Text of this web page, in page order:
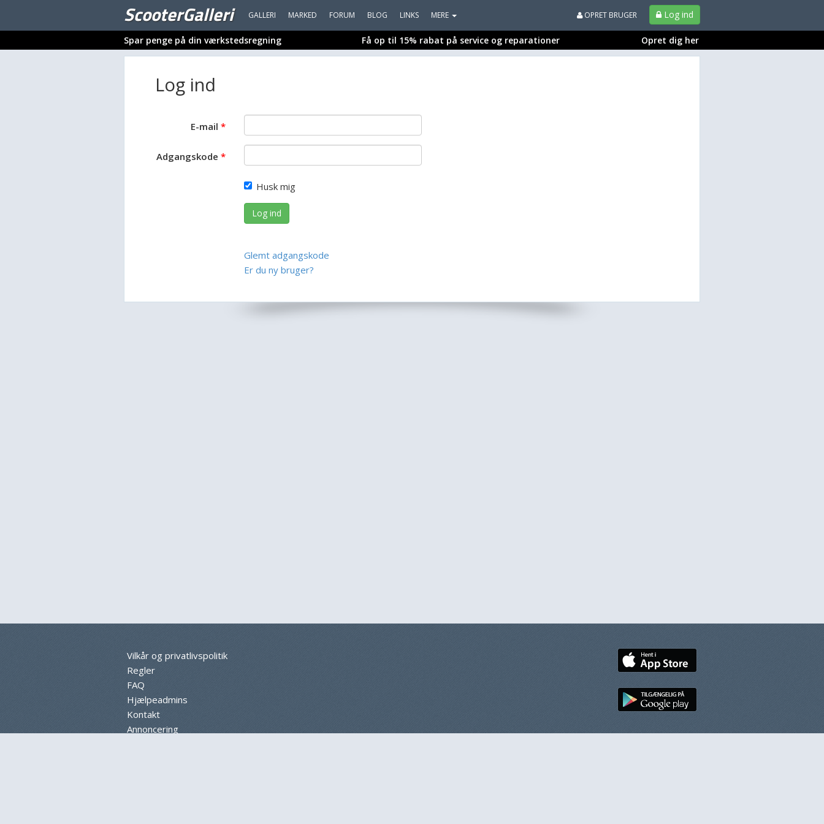
ScooterGalleri GALLERI MARKED FORUM BLOG LINKS MERE Log ind
OPRET BRUGER
Spar penge på din værkstedsregning Få op til 15% rabat på service og reparationer Opret dig her
Log ind
E-mail
Adgangskode
Husk mig
Log ind
Glemt adgangskode
Er du ny bruger?
Vilkår og privatlivspolitik
Regler
FAQ
Hjælpeadmins
Kontakt
Annoncering